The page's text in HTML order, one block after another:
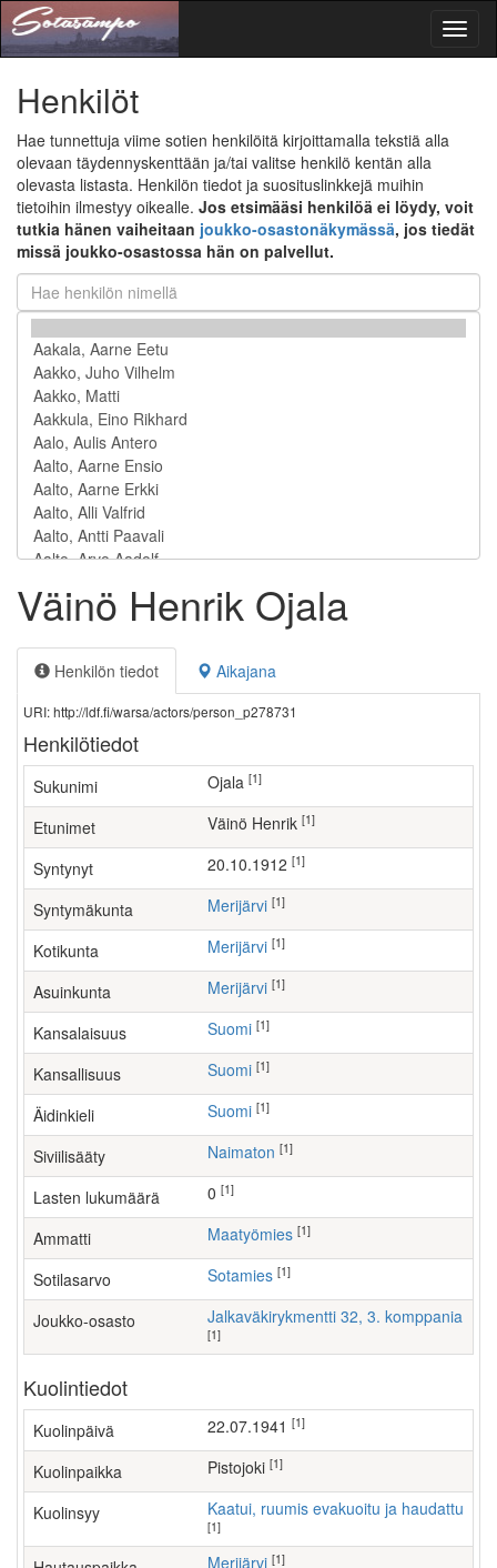
Henkilöt
Hae tunnettuja viime sotien henkilöitä kirjoittamalla tekstiä alla
olevaan täydennyskenttään ja/tai valitse henkilö kentän alla
olevasta listasta. Henkilön tiedot ja suosituslinkkejä muihin
tietoihin ilmestyy oikealle. Jos etsimääsi henkilöä ei löydy, voit
tutkia hänen vaiheitaan joukko-osastonäkymässä, jos tiedät
missä joukko-osastossa hän on palvellut.
Väinö Henrik Ojala
Henkilön tiedot Aikajana
URI: http://ldf.fi/warsa/actors/person_p278731
Henkilötiedot
Sukunimi Ojala [1]
Etunimet Väinö Henrik [1]
Syntynyt 20.10.1912 [1]
Syntymäkunta Merijärvi [1]
Kotikunta Merijärvi [1]
Asuinkunta Merijärvi [1]
Kansalaisuus Suomi [1]
Kansallisuus Suomi [1]
Äidinkieli Suomi [1]
Siviilisääty Naimaton [1]
Lasten lukumäärä [1]
Ammatti maatyömies [1]
Sotilasarvo Sotamies [1]
Joukko-osasto Jalkaväkirykmentti 32, 3. komppania
[1]
Kuolintiedot
Kuolinpäivä 22.07.1941 [1]
Kuolinpaikka Pistojoki [1]
Kuolinsyy Kaatui, ruumis evakuoitu ja haudattu
[1]
Merijärvi [1]